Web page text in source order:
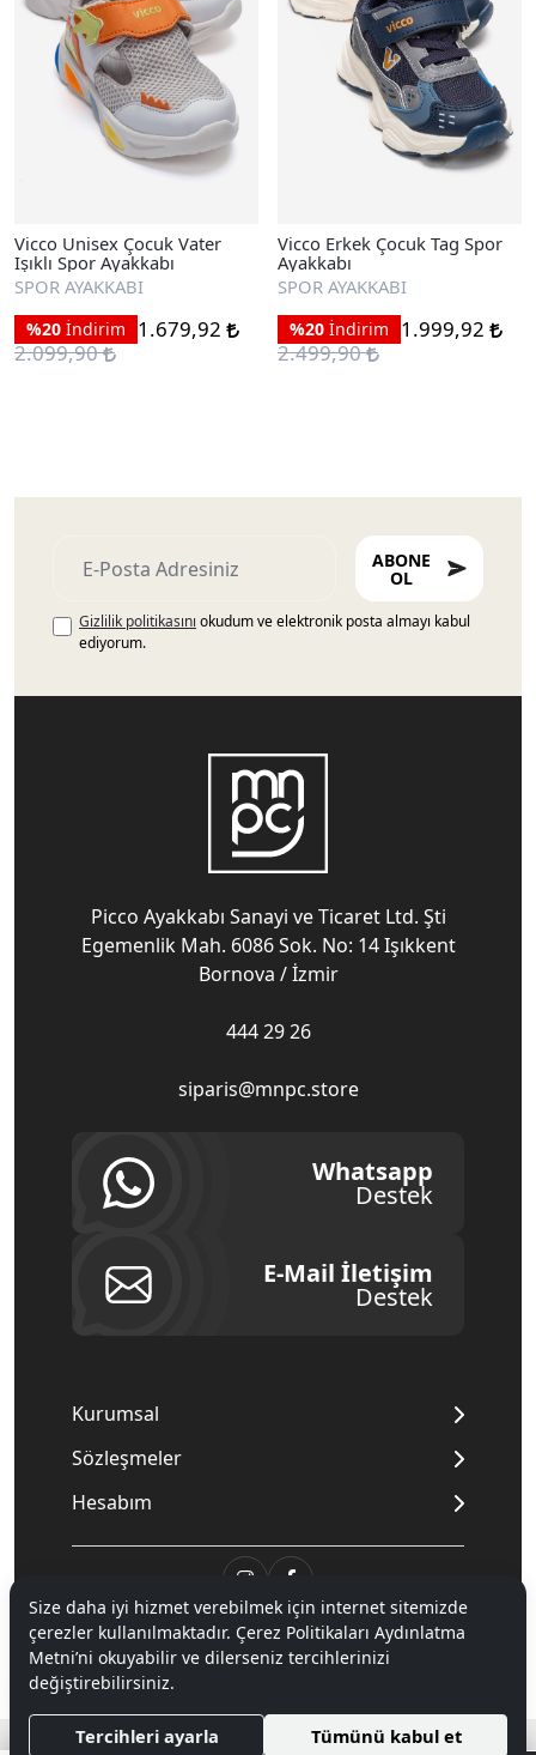
Vicco Unisex Çocuk Vater
Işıklı Spor Ayakkabı
SPOR AYAKKABI
%20 İndirim
1.679,92
2.099,90
Vicco Erkek Çocuk Tag Spor
Ayakkabı
SPOR AYAKKABI
%20 İndirim
1.999,92
2.499,90
ABONE
OL
Gizlilik politikasını okudum ve elektronik posta almayı kabul
ediyorum.
Picco Ayakkabı Sanayi ve Ticaret Ltd. Şti
Egemenlik Mah. 6086 Sok. No: 14 Işıkkent
Bornova / İzmir
444 29 26
siparis@mnpc.store
Whatsapp
Destek
E-Mail İletişim
Destek
Kurumsal
Sözleşmeler
Hesabım
© 2020Mnpc. Tüm hakları saklıdır.
Hipotenüs Yeni Nesil E-Ticaret Sistemleri ile Hazırlanmıştır.
Size daha iyi hizmet verebilmek için internet sitemizde
çerezler kullanılmaktadır. Çerez Politikaları Aydınlatma
Metni’ni okuyabilir ve dilerseniz tercihlerinizi
değiştirebilirsiniz.
Tercihleri ayarla Tümünü kabul et